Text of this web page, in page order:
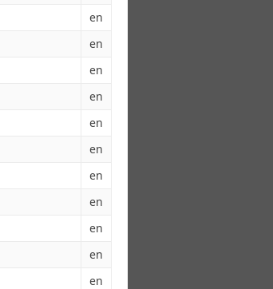
en
en
en
en
en
en
en
en
en
en
en